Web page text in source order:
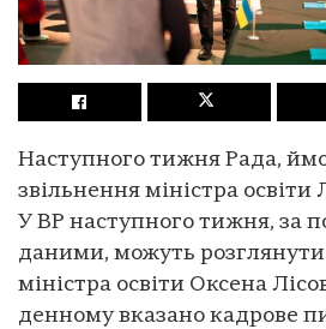
Наступного тижня Рада,
звільнення міністра освіти
У ВР наступного тижня, за
даними, можуть розглянути
міністра освіти Оксена
денному вказано кадрове